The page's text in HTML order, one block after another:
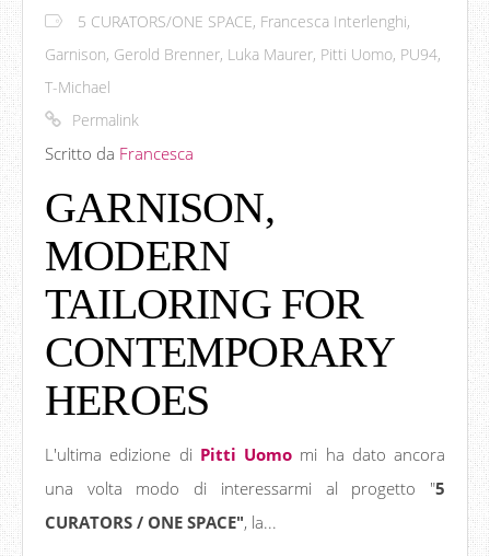
5 CURATORS/ONE SPACE, Francesca Interlenghi,
Garnison, Gerold Brenner, Luka Maurer, Pitti Uomo, PU94,
T-Michael
Permalink
Scritto da Francesca
GARNISON,
MODERN
TAILORING FOR
CONTEMPORARY
HEROES
L'ultima edizione di Pitti Uomo mi ha dato ancora
una volta modo di interessarmi al progetto "5
CURATORS / ONE SPACE", la...